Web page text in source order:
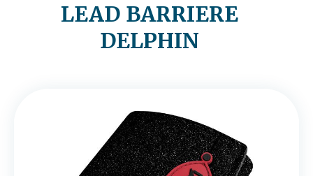
LEAD BARRIERE
DELPHIN